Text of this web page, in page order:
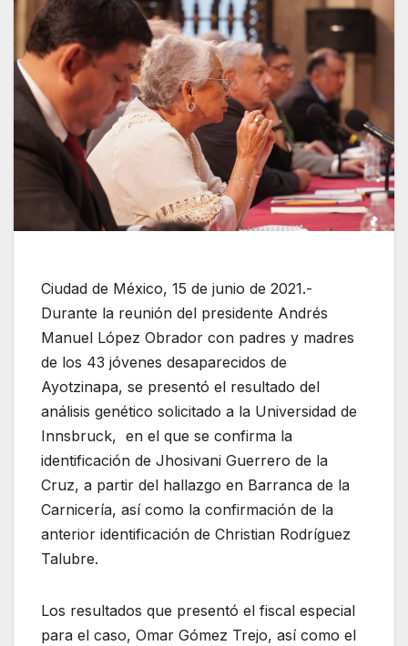
Ciudad de México, 15 de junio de 2021.-
Durante la reunión del presidente Andrés
Manuel López Obrador con padres y madres
de los 43 jóvenes desaparecidos de
Ayotzinapa, se presentó el resultado del
análisis genético solicitado a la Universidad de
Innsbruck, en el que se confirma la
identificación de Jhosivani Guerrero de la
Cruz, a partir del hallazgo en Barranca de la
Carnicería, así como la confirmación de la
anterior identificación de Christian Rodríguez
Talubre.
Los resultados que presentó el fiscal especial
para el caso, Omar Gómez Trejo, así como el